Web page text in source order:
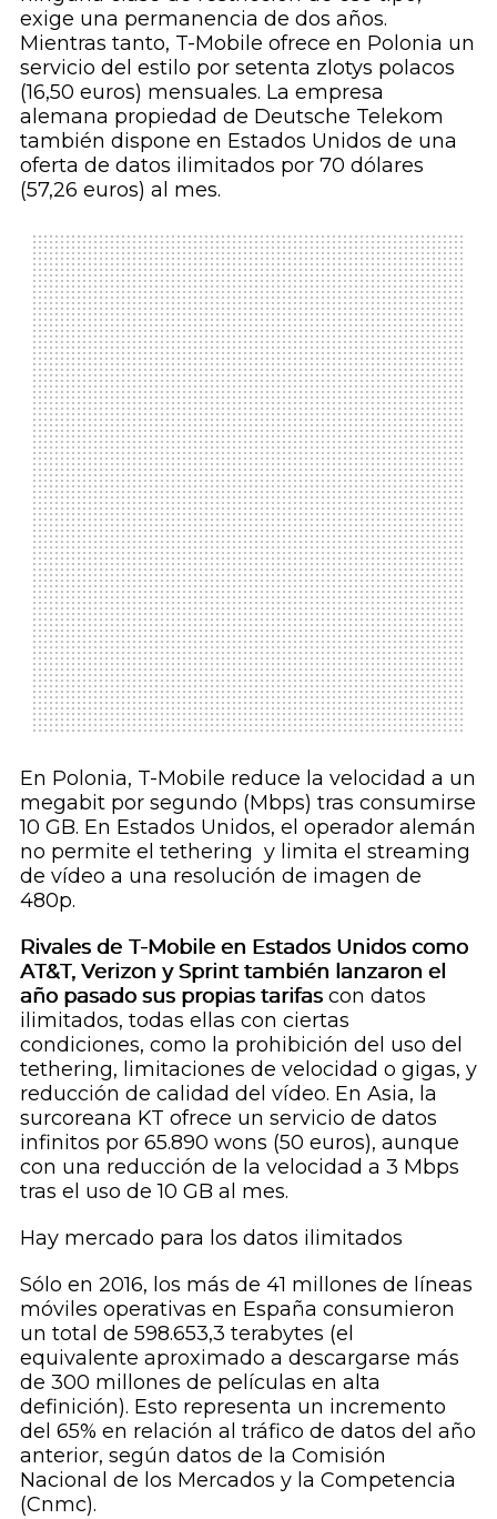
exige una permanencia de dos años.
Mientras tanto, T-Mobile ofrece en Polonia un
servicio del estilo por setenta zlotys polacos
(16,50 euros) mensuales. La empresa
alemana propiedad de Deutsche Telekom
también dispone en Estados Unidos de una
oferta de datos ilimitados por 70 dólares
(57,26 euros) al mes.
En Polonia, T-Mobile reduce la velocidad a un
megabit por segundo (Mbps) tras consumirse
10 GB. En Estados Unidos, el operador alemán
no permite el tethering y limita el streaming
de vídeo a una resolución de imagen de
480p.
Rivales de T-Mobile en Estados Unidos como
AT&T, Verizon y Sprint también lanzaron el
año pasado sus propias tarifascon datos
ilimitados, todas ellas con ciertas
condiciones, como la prohibición del uso del
tethering, limitaciones de velocidad o gigas, y
reducción de calidad del vídeo. En Asia, la
surcoreana KT ofrece un servicio de datos
infinitos por 65.890 wons (50 euros), aunque
con una reducción de la velocidad a 3 Mbps
tras el uso de 10 GB al mes.
Hay mercado para los datos ilimitados
Sólo en 2016, los más de 41 millones de líneas
móviles operativas en España consumieron
un total de 598.653,3 terabytes (el
equivalente aproximado a descargarse más
de 300 millones de películas en alta
definición). Esto representa un incremento
del 65% en relación al tráfico de datos del año
anterior, según datos de la Comisión
Nacional de los Mercados y la Competencia
(Cnmc).